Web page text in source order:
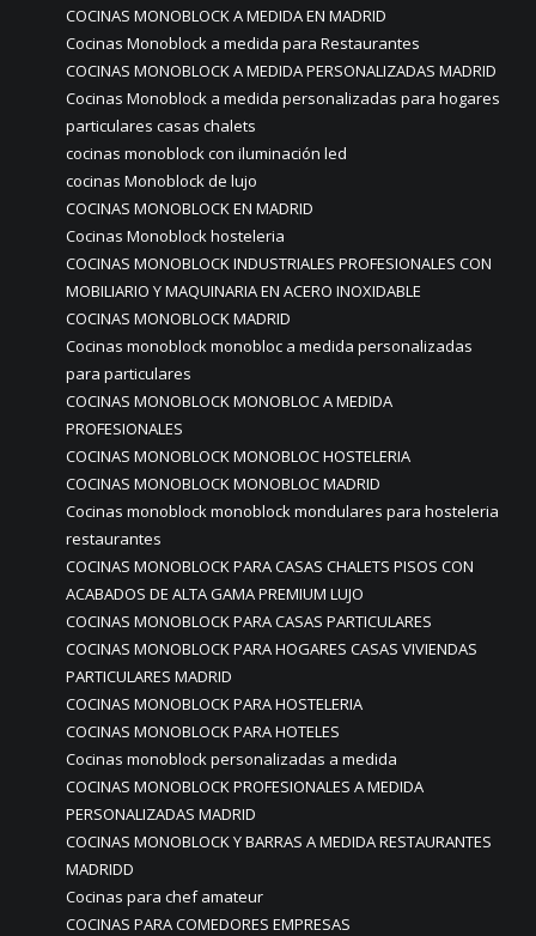
COCINAS MONOBLOCK A MEDIDA EN MADRID
Cocinas Monoblock a medida para Restaurantes
COCINAS MONOBLOCK A MEDIDA PERSONALIZADAS MADRID
Cocinas Monoblock a medida personalizadas para hogares
particulares casas chalets
cocinas monoblock con iluminación led
cocinas Monoblock de lujo
COCINAS MONOBLOCK EN MADRID
Cocinas Monoblock hosteleria
COCINAS MONOBLOCK INDUSTRIALES PROFESIONALES CON
MOBILIARIO Y MAQUINARIA EN ACERO INOXIDABLE
COCINAS MONOBLOCK MADRID
Cocinas monoblock monobloc a medida personalizadas
para particulares
COCINAS MONOBLOCK MONOBLOC A MEDIDA
PROFESIONALES
COCINAS MONOBLOCK MONOBLOC HOSTELERIA
COCINAS MONOBLOCK MONOBLOC MADRID
Cocinas monoblock monoblock mondulares para hosteleria
restaurantes
COCINAS MONOBLOCK PARA CASAS CHALETS PISOS CON
ACABADOS DE ALTA GAMA PREMIUM LUJO
COCINAS MONOBLOCK PARA CASAS PARTICULARES
COCINAS MONOBLOCK PARA HOGARES CASAS VIVIENDAS
PARTICULARES MADRID
COCINAS MONOBLOCK PARA HOSTELERIA
COCINAS MONOBLOCK PARA HOTELES
Cocinas monoblock personalizadas a medida
COCINAS MONOBLOCK PROFESIONALES A MEDIDA
PERSONALIZADAS MADRID
COCINAS MONOBLOCK Y BARRAS A MEDIDA RESTAURANTES
MADRIDD
Cocinas para chef amateur
COCINAS PARA COMEDORES EMPRESAS